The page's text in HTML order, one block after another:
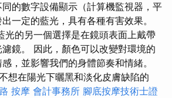
的數字設備顯示（計算機監視器，平
一定的藍光，具有各種有害效果。
光的另一個選擇是在鏡頭表面上戴帶
鏡。 因此，顏色可以改變對環境的
，並影響我們的身體節奏和情緒。
想在陽光下曬黑和淡化皮膚缺陷的
按摩 會計事務所 腳底按摩技術士證